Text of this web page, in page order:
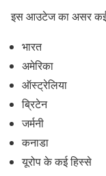
इस आउटेज का असर कई
भारत
अमेरिका
ऑस्ट्रेलिया
ब्रिटेन
जर्मनी
कनाडा
यूरोप के कई हिस्से